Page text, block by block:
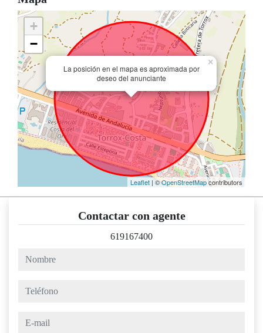
La posición en el mapa es aproximada por
deseo del anunciante
×
+
−
Leaflet | ©OpenStreetMapcontributors
Contactar con agente
619167400
nombre
teléfono
e-mail